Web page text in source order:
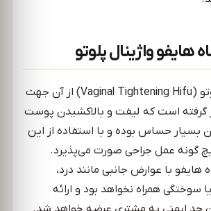
هایفو واژینال پلوتو
هایفو واژینال پلوتو (Vaginal Tightening Hifu) از آن جهت
گرفته است که لیفت و بالاکشیدن پوست
بسیار حساس بوده و با استفاده از این
گونه عمل جراحی صورت می‌پذیرد.
هایفو با عوارض جانبی مانند درد،
سوختگی همراه نخواهد بود و ارائه